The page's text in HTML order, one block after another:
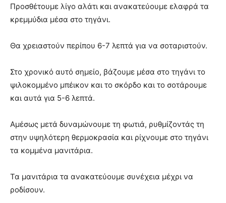
Προσθέτουμε λίγο αλάτι και ανακατεύουμε ελαφρά τα
κρεμμύδια μέσα στο τηγάνι.
Θα χρειαστούν περίπου 6-7 λεπτά για να σοταριστούν.
Στο χρονικό αυτό σημείο, βάζουμε μέσα στο τηγάνι το
ψιλοκομμένο μπέικον και το σκόρδο και το σοτάρουμε
και αυτά για 5-6 λεπτά.
Αμέσως μετά δυναμώνουμε τη φωτιά, ρυθμίζοντάς τη
στην υψηλότερη θερμοκρασία και ρίχνουμε στο τηγάνι
τα κομμένα μανιτάρια.
Τα μανιτάρια τα ανακατεύουμε συνέχεια μέχρι να
ροδίσουν.